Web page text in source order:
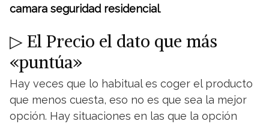
camara seguridad residencial.
▷ El Precio el dato que más
«puntúa»
Hay veces que lo habitual es coger el producto
que menos cuesta, eso no es que sea la mejor
opción. Hay situaciones en las que la opción